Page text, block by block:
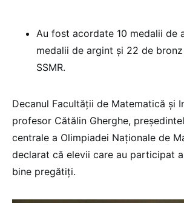
Au fost acordate 10 medalii de
medalii de argint şi 22 de
SSMR.
Decanul Facultăţii de Matematică şi
profesor Cătălin Gherghe,
centrale a Olimpiadei Naţionale de
declarat că elevii care au participat
bine pregătiţi.